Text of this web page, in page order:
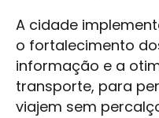
A cidade
o fortalecimento
informação e a
transporte, para
viajem sem